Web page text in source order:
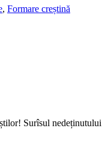
, Formare creștină
Surîsul nedeținutului